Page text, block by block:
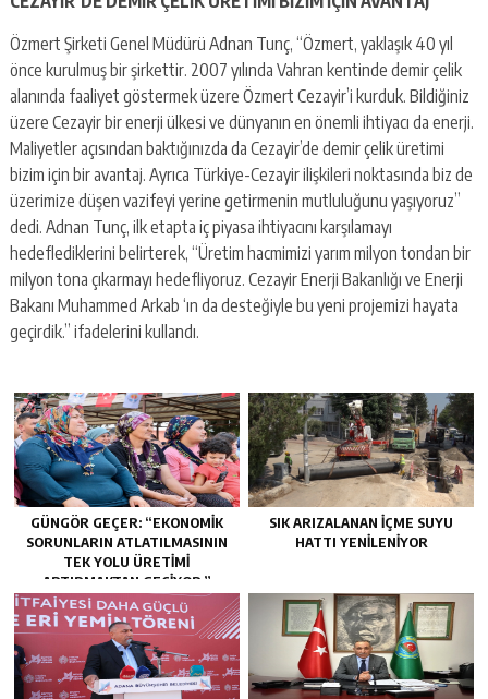
Özmert Şirketi Genel Müdürü Adnan Tunç, “Özmert, yaklaşık 40 yıl
önce kurulmuş bir şirkettir. 2007 yılında Vahran kentinde demir çelik
alanında faaliyet göstermek üzere Özmert Cezayir’i kurduk. Bildiğiniz
üzere Cezayir bir enerji ülkesi ve dünyanın en önemli ihtiyacı da enerji.
Maliyetler açısından baktığınızda da Cezayir’de demir çelik üretimi
bizim için bir avantaj. Ayrıca Türkiye-Cezayir ilişkileri noktasında biz de
üzerimize düşen vazifeyi yerine getirmenin mutluluğunu yaşıyoruz”
dedi. Adnan Tunç, ilk etapta iç piyasa ihtiyacını karşılamayı
hedeflediklerini belirterek, “Üretim hacmimizi yarım milyon tondan bir
milyon tona çıkarmayı hedefliyoruz. Cezayir Enerji Bakanlığı ve Enerji
Bakanı Muhammed Arkab ‘ın da desteğiyle bu yeni projemizi hayata
geçirdik.” ifadelerini kullandı.
GÜNGÖR GEÇER: “EKONOMIK
SORUNLARIN ATLATILMASININ
TEK YOLU ÜRETIMI
ARTIRMAKTAN GEÇIYOR.”
SIK ARIZALANAN IÇME SUYU
HATTI YENILENIYOR